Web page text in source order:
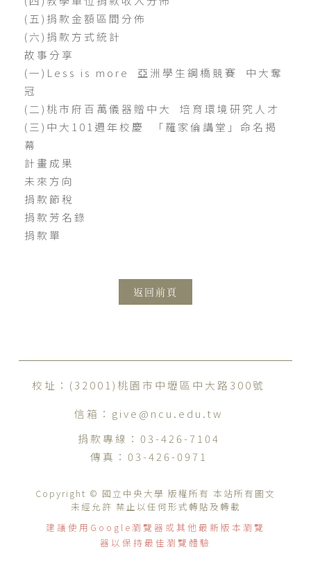
(五)捐款金額區間分佈
(六)捐款方式統計
故事分享
(一)Less is more 亞洲學生鋼橋競賽 中大奪
冠
(二)桃市府百萬儀器贈中大 培育環境研究人才
(三)中大101週年校慶 「羅家倫講堂」命名揭
幕
計畫成果
未來方向
捐款節稅
捐款芳名錄
捐款單
返回前頁
校址：(32001)桃園市中壢區中大路300號
信箱： give@ncu.edu.tw
捐款專線： 03-426-7104
傳真： 03-426-0971
Copyright © 國立中央大學 版權所有 本站所有圖文
未經允許 禁止以任何形式轉貼及轉載
建議使用Google瀏覽器或其他最新版本瀏覽
器以保持最佳瀏覽體驗